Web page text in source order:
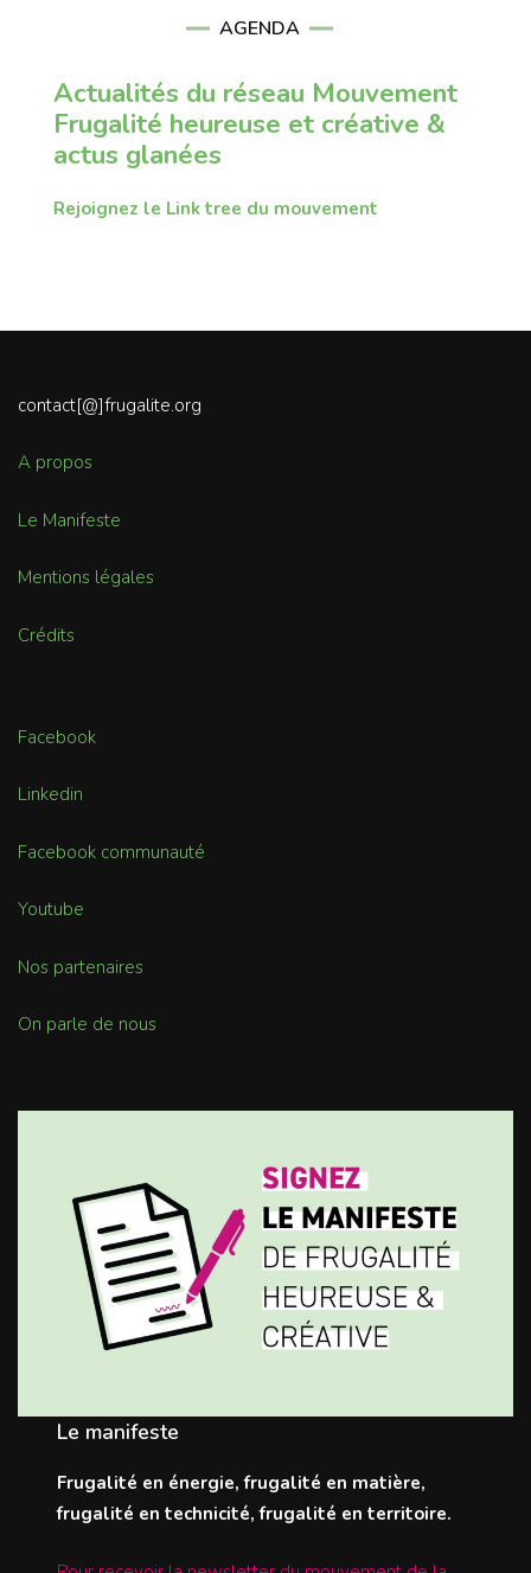
AGENDA
Actualités du réseau Mouvement
Frugalité heureuse et créative &
actus glanées
Rejoignez le Link tree du mouvement
contact[@]frugalite.org
A propos
Le Manifeste
Mentions légales
Crédits
Facebook
Linkedin
Facebook communauté
Youtube
Nos partenaires
On parle de nous
Le manifeste
Frugalité en énergie, frugalité en matière,
frugalité en technicité, frugalité en territoire.